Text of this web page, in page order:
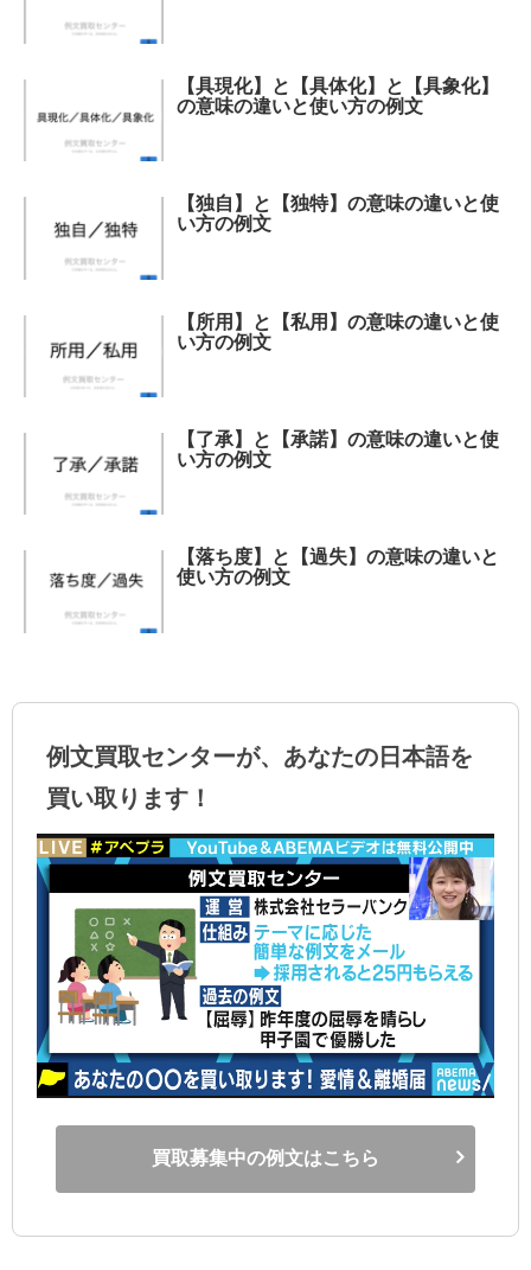
【具現化】と【具体化】と【具象化】
の意味の違いと使い方の例文
【独自】と【独特】の意味の違いと使
い方の例文
【所用】と【私用】の意味の違いと使
い方の例文
【了承】と【承諾】の意味の違いと使
い方の例文
【落ち度】と【過失】の意味の違いと
使い方の例文
例文買取センターが、あなたの日本語を
買い取ります！
買取募集中の例文はこちら